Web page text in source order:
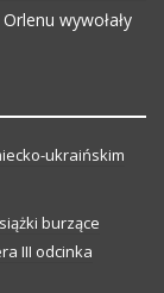
wywołały
ukraińskim
burzące
III odcinka